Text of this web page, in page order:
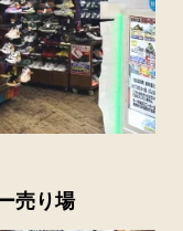
売り場